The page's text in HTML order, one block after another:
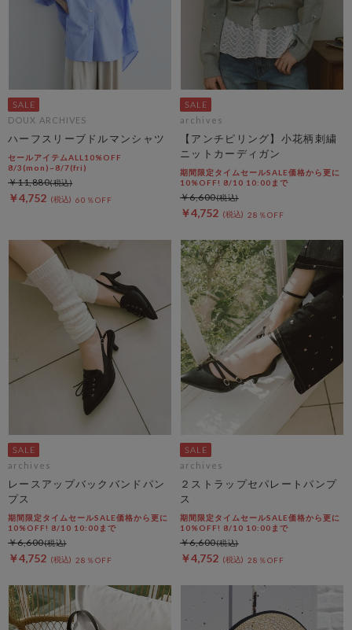
DOUX ARCHIVES
ハーフスリーブドルマンシャツ
セールアイテムALL10%OFF
8/3(mon)~8/7(fri)
￥4,752 60％OFF
￥11,880
archives
【アンチピリング】小花柄刺繍
ニットカーディガン
期間限定タイムセールSALE価格から更に
10%OFF! 8/10 10:00まで
￥4,752 28％OFF
￥6,600
archives
レースアップバックバンドパン
プス
期間限定タイムセールSALE価格から更に
10%OFF! 8/10 10:00まで
￥4,752 28％OFF
￥6,600
archives
２ストラップセパレートパンプ
ス
期間限定タイムセールSALE価格から更に
10%OFF! 8/10 10:00まで
￥4,752 28％OFF
￥6,600